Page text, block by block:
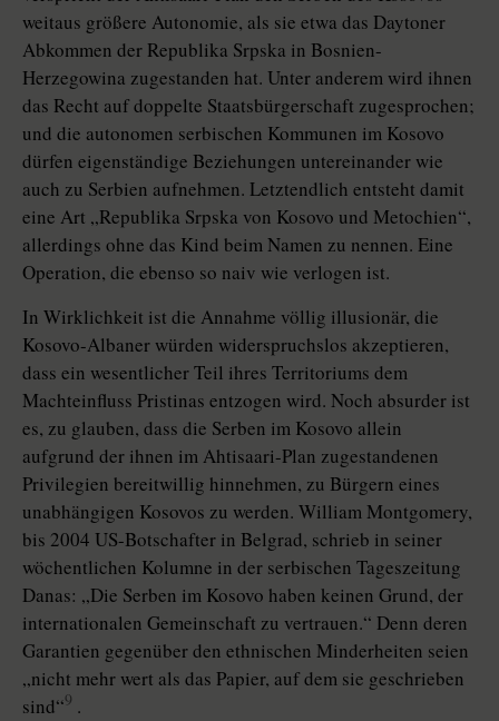
weitaus größere Autonomie, als sie etwa das Daytoner
Abkommen der Republika Srpska in Bosnien-
Herzegowina zugestanden hat. Unter anderem wird ihnen
das Recht auf doppelte Staatsbürgerschaft zugesprochen;
und die autonomen serbischen Kommunen im Kosovo
dürfen eigenständige Beziehungen untereinander wie
auch zu Serbien aufnehmen. Letztendlich entsteht damit
eine Art „Republika Srpska von Kosovo und Metochien“,
allerdings ohne das Kind beim Namen zu nennen. Eine
Operation, die ebenso so naiv wie verlogen ist.
In Wirklichkeit ist die Annahme völlig illusionär, die
Kosovo-Albaner würden widerspruchslos akzeptieren,
dass ein wesentlicher Teil ihres Territoriums dem
Machteinfluss Pristinas entzogen wird. Noch absurder ist
es, zu glauben, dass die Serben im Kosovo allein
aufgrund der ihnen im Ahtisaari-Plan zugestandenen
Privilegien bereitwillig hinnehmen, zu Bürgern eines
unabhängigen Kosovos zu werden. William Montgomery,
bis 2004 US-Botschafter in Belgrad, schrieb in seiner
wöchentlichen Kolumne in der serbischen Tageszeitung
Danas: „Die Serben im Kosovo haben keinen Grund, der
internationalen Gemeinschaft zu vertrauen.“ Denn deren
Garantien gegenüber den ethnischen Minderheiten seien
„nicht mehr wert als das Papier, auf dem sie geschrieben
sind“9 .